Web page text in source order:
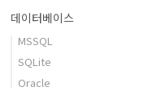
데이터베이스
MSSQL
SQLite
Oracle